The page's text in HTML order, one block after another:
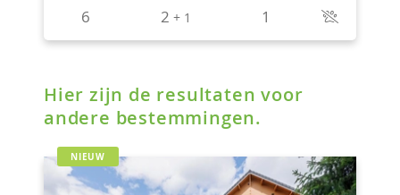
Hier zijn de resultaten voor
andere bestemmingen.